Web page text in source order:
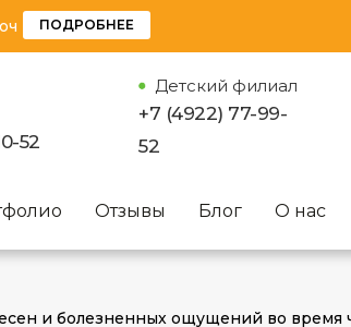
ПОДРОБНЕЕ
52
Детский филиал
+7 (4922) 77-99-
52
Отзывы Блог О нас
и болезненных ощущений во время